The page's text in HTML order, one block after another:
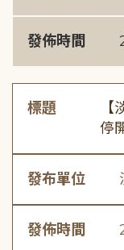
發佈時間
標題
停
發布單位
發佈時間